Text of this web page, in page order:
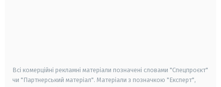
Всі комерційні рекламні матеріали позначені словами "Спецпроєкт"
чи "Партнерський матеріал". Матеріали з позначкою "Експерт",